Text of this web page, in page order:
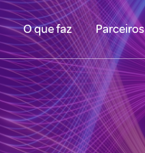
O que faz Parceiros